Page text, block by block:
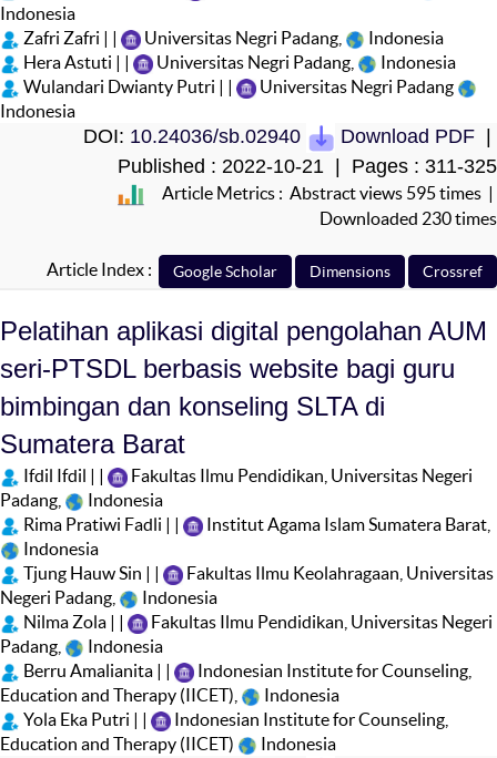
Indonesia
Zafri Zafri | |
Universitas Negri Padang,
Indonesia
Hera Astuti | |
Universitas Negri Padang,
Indonesia
Wulandari Dwianty Putri | |
Universitas Negri Padang
Indonesia
DOI: 10.24036/sb.02940 Download PDF
Published : 2022-10-21 | Pages : 311-325
Article Metrics : Abstract views 595 times |
Downloaded 230 times
Article Index :
Pelatihan aplikasi digital pengolahan AUM
seri-PTSDL berbasis website bagi guru
bimbingan dan konseling SLTA di
Sumatera Barat
Ifdil Ifdil | |
Fakultas Ilmu Pendidikan, Universitas Negeri
Padang,
Indonesia
Rima Pratiwi Fadli | |
Institut Agama Islam Sumatera Barat,
Indonesia
Tjung Hauw Sin | |
Fakultas Ilmu Keolahragaan, Universitas
Negeri Padang,
Indonesia
Nilma Zola | |
Fakultas Ilmu Pendidikan, Universitas Negeri
Padang,
Indonesia
Berru Amalianita | |
Indonesian Institute for Counseling,
Education and Therapy (IICET),
Indonesia
Yola Eka Putri | |
Indonesian Institute for Counseling,
Education and Therapy (IICET)
Indonesia